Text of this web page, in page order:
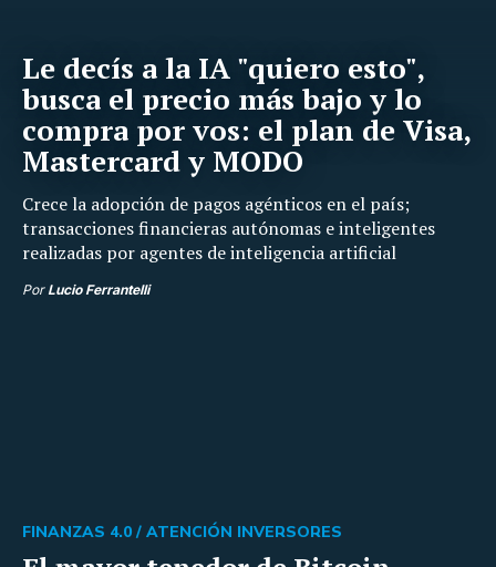
Le decís a la IA "quiero esto",
busca el precio más bajo y lo
compra por vos: el plan de Visa,
Mastercard y MODO
Crece la adopción de pagos agénticos en el país;
transacciones financieras autónomas e inteligentes
realizadas por agentes de inteligencia artificial
Por Lucio Ferrantelli
FINANZAS 4.0 / ATENCIÓN INVERSORES